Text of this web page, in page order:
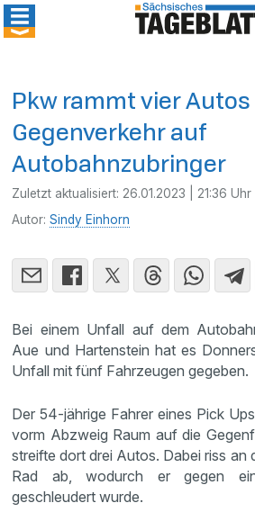
Pkw rammt vier Autos
Gegenverkehr auf
Autobahnzubringer
Zuletzt aktualisiert: 26.01.2023 | 21:36 Uhr
Autor:Sindy Einhorn
Bei einem Unfall auf dem
Aue und Hartenstein hat es
Unfall mit fünf Fahrzeugen gegeben.
Der 54-jährige Fahrer eines Pick
vorm Abzweig Raum auf die
streifte dort drei Autos. Dabei riss an
Rad ab, wodurch er gegen
geschleudert wurde.